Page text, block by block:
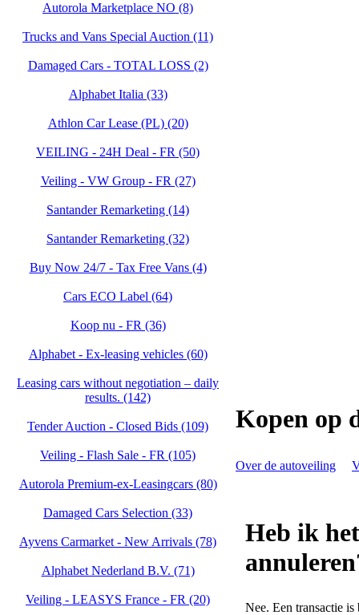
Autorola Marketplace NO (8)
Trucks and Vans Special Auction (11)
Damaged Cars - TOTAL LOSS (2)
Alphabet Italia (33)
Athlon Car Lease (PL) (20)
VEILING - 24H Deal - FR (50)
Veiling - VW Group - FR (27)
Santander Remarketing (14)
Santander Remarketing (32)
Buy Now 24/7 - Tax Free Vans (4)
Cars ECO Label (64)
Koop nu - FR (36)
Alphabet - Ex-leasing vehicles (60)
Leasing cars without negotiation – daily
results. (142)
Tender Auction - Closed Bids (109)
Veiling - Flash Sale - FR (105)
Autorola Premium-ex-Leasingcars (80)
Damaged Cars Selection (33)
Ayvens Carmarket - New Arrivals (78)
Alphabet Nederland B.V. (71)
Veiling - LEASYS France - FR (20)
Kopen op
Over de autoveiling
Heb ik
Nee. Een transactie is